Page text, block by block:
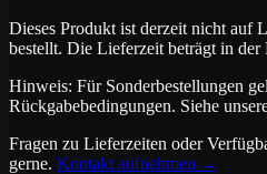
Dieses Produkt ist derzeit nicht auf
bestellt. Die Lieferzeit beträgt in der
Hinweis: Für Sonderbestellungen
Rückgabebedingungen. Siehe
Fragen zu Lieferzeiten oder
gerne. Kontakt aufnehmen →